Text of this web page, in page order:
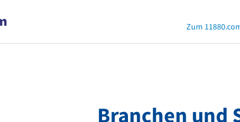
Zum
Branchen und